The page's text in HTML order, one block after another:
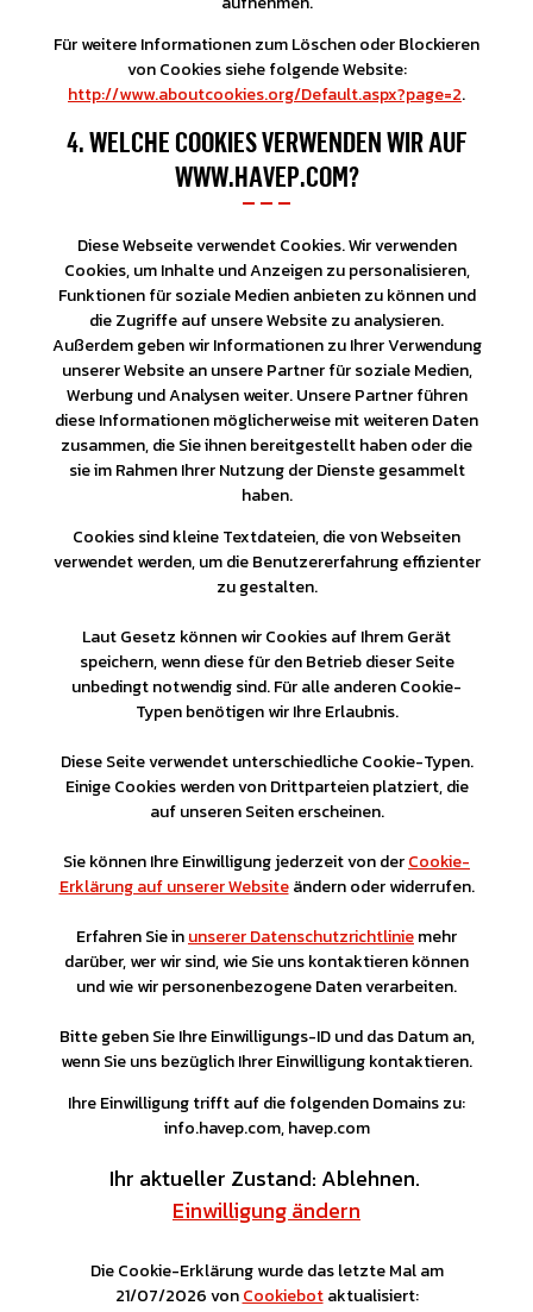
Für weitere Informationen zum Löschen oder Blockieren
von Cookies siehe folgende Website:
http://www.aboutcookies.org/Default.aspx?page=2.
4. WELCHE COOKIES VERWENDEN WIR AUF
WWW.HAVEP.COM?
Diese Webseite verwendet Cookies. Wir verwenden
Cookies, um Inhalte und Anzeigen zu personalisieren,
Funktionen für soziale Medien anbieten zu können und
die Zugriffe auf unsere Website zu analysieren.
Außerdem geben wir Informationen zu Ihrer Verwendung
unserer Website an unsere Partner für soziale Medien,
Werbung und Analysen weiter. Unsere Partner führen
diese Informationen möglicherweise mit weiteren Daten
zusammen, die Sie ihnen bereitgestellt haben oder die
sie im Rahmen Ihrer Nutzung der Dienste gesammelt
haben.
Cookies sind kleine Textdateien, die von Webseiten
verwendet werden, um die Benutzererfahrung effizienter
zu gestalten.
Laut Gesetz können wir Cookies auf Ihrem Gerät
speichern, wenn diese für den Betrieb dieser Seite
unbedingt notwendig sind. Für alle anderen Cookie-
Typen benötigen wir Ihre Erlaubnis.
Diese Seite verwendet unterschiedliche Cookie-Typen.
Einige Cookies werden von Drittparteien platziert, die
auf unseren Seiten erscheinen.
Sie können Ihre Einwilligung jederzeit von derCookie-
Erklärung auf unserer Websiteändern oder widerrufen.
Erfahren Sie inunserer Datenschutzrichtliniemehr
darüber, wer wir sind, wie Sie uns kontaktieren können
und wie wir personenbezogene Daten verarbeiten.
Bitte geben Sie Ihre Einwilligungs-ID und das Datum an,
wenn Sie uns bezüglich Ihrer Einwilligung kontaktieren.
Ihre Einwilligung trifft auf die folgenden Domains zu:
info.havep.com, havep.com
Ihr aktueller Zustand: Ablehnen.
Einwilligung ändern
Die Cookie-Erklärung wurde das letzte Mal am
21/07/2026 vonCookiebotaktualisiert: